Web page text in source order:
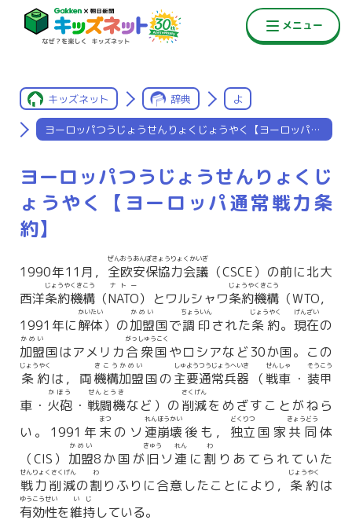
キッズネット 辞典 よ
ヨーロッパつうじょうせんりょくじょうやく【ヨーロッパ通常戦
ヨーロッパつうじょうせんりょくじ
ょうやく【ヨーロッパ通常戦力条
約】
1990年11月， 全欧安保協力会議
ぜんおうあんぽきょうりょくかいぎ
（CSCE）の前に北大
西洋条約機構
じょうやくきこう
（NATO
ナトー
）とワルシャワ条約機構
じょうやくきこう
（WTO，
1991年に解体
かいたい
）の加盟
かめい
国で調印
ちょういん
された条約
じょうやく
。 現在
げんざい
の
加盟
かめい
国はアメリカ合衆国
がっしゅうこく
やロシアなど30か国。この
条約
じょうやく
は，両機構加盟
きこうかめい
国の主要通常兵器
しゅようつうじょうへいき
（戦車
せんしゃ
・ 装甲
そうこう
車・ 火砲
かほう
・ 戦闘機
せんとうき
など）の削減
さくげん
をめざすことがねら
い。1991年 末
まつ
のソ 連崩壊
れんほうかい
後も， 独立
どくりつ
国家 共同
きょうどう
体
（CIS） 加盟
かめい
8か国が旧
きゅう
ソ 連
れん
に 割
わ
りあてられていた
戦力削減
せんりょくさくげん
の割
わ
りふりに合意したことにより， 条約
じょうやく
は
有効性
ゆうこうせい
を維持
いじ
している。